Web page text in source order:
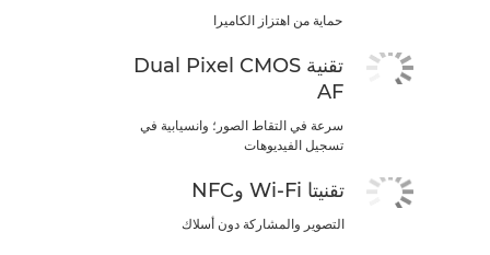
حماية من اهتزاز الكاميرا
تقنية Dual Pixel CMOS
AF
سرعة في التقاط الصور؛ وانسيابية في
تسجيل الفيديوهات
تقنيتا Wi-Fi وNFC
التصوير والمشاركة دون أسلاك